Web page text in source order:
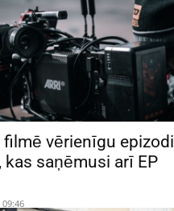
filmē vērienīgu epizodi
kas saņēmusi arī EP
09:46